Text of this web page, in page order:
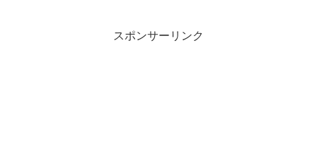
スポンサーリンク